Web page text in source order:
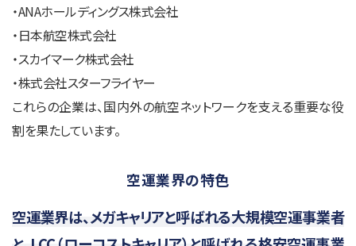
・ANAホールディングス株式会社
・日本航空株式会社
・スカイマーク株式会社
・株式会社スターフライヤー
これらの企業は、国内外の航空ネットワークを支える重要な役
割を果たしています。
空運業界の特色
空運業界は、メガキャリアと呼ばれる大規模空運事業者